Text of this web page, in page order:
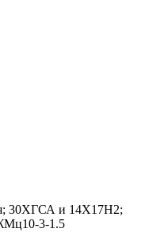
30ХГСА и 14Х17Н2;
3-1.5